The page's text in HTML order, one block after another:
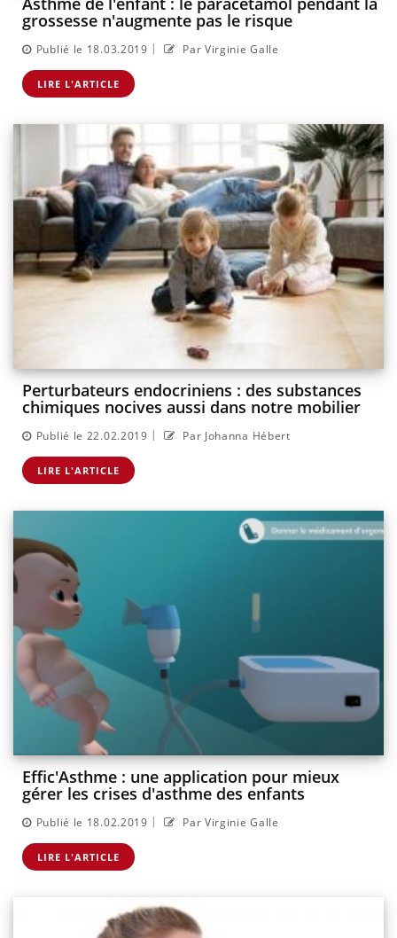
grossesse n'augmente pas le risque
Publié le 18.03.2019 | Par Virginie Galle
LIRE L'ARTICLE
Perturbateurs endocriniens : des substances
chimiques nocives aussi dans notre mobilier
Publié le 22.02.2019 | Par Johanna Hébert
LIRE L'ARTICLE
Effic'Asthme : une application pour mieux
gérer les crises d'asthme des enfants
Publié le 18.02.2019 | Par Virginie Galle
LIRE L'ARTICLE